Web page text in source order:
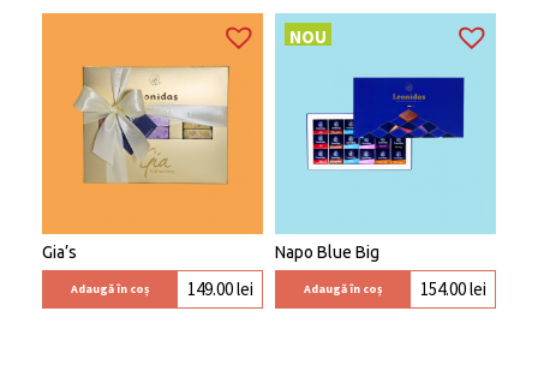
Gia’s
Adaugă în coș 149.00lei
NOU
Napo Blue Big
Adaugă în coș 154.00lei